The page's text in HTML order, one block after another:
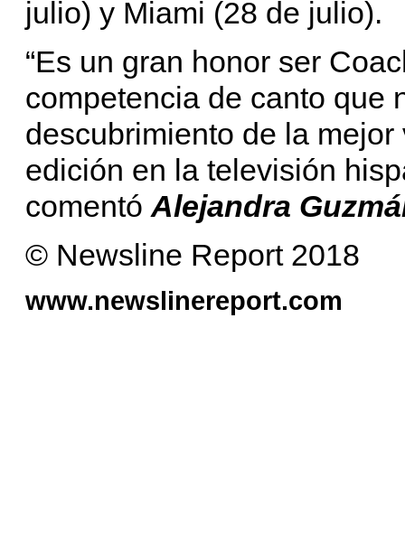
julio) y Miami (28 de julio).
“Es un gran honor ser
competencia de canto que
descubrimiento de la
edición en la televisión
comentó Alejandra
© Newsline Report 2018
www.newslinereport.com